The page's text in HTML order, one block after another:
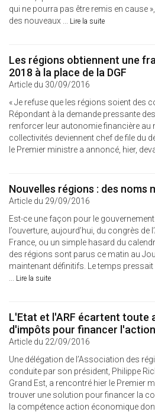
qui ne pourra pas être remis en cause
des nouveaux ... Lire la suite
Les régions obtiennent une
2018 à la place de la DGF
Article du 30/09/2016
« Je refuse que les régions soient des
Répondant à la demande pressante
renforcer leur autonomie financière au
collectivités deviennent chef de file du
le Premier ministre a annoncé, hier,
Nouvelles régions : des noms
Article du 29/09/2016
Est-ce une façon pour le
l’ouverture, aujourd’hui, du congrès
France, ou un simple hasard du
des régions sont parus ce matin au
maintenant définitifs. Le temps
... Lire la suite
L'Etat et l'ARF écartent toute
d'impôts pour financer
Article du 22/09/2016
Une délégation de l’Association des
conduite par son président, Philippe
Grand Est, a rencontré hier le Premier
trouver une solution pour financer la
la compétence action économique